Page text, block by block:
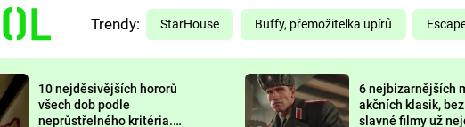
PREDÁTOR
DELIVERANCE
Trendy: StarHouse Buffy, přemožitelka upírů
10 nejděsivějších hororů
všech dob podle
neprůstřelného kritéria.
6 nejbizarnějších
akčních klasik,
slavné filmy už